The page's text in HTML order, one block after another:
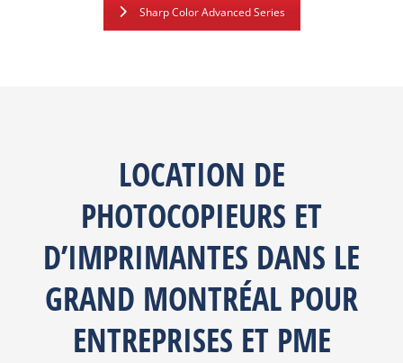
Sharp Color Advanced Series
LOCATION DE
PHOTOCOPIEURS ET
D’IMPRIMANTES DANS LE
GRAND MONTRÉAL POUR
ENTREPRISES ET PME